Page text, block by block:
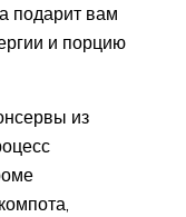
подарит вам
и порцию
из